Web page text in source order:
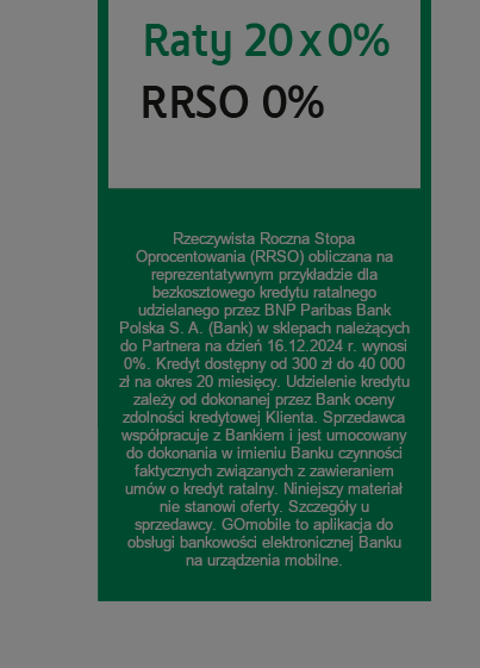
EKSPRES AUTOMATYCZNY DELONGHI
ECAM290.81.TB 1450W 1,8L 15BAR
1 714,99 zł
do koszyka